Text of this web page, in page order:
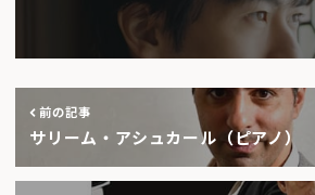
前の記事
サリーム・アシュカール（ピアノ）